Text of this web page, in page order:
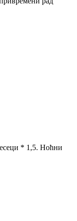
* 1,5. Ноћни